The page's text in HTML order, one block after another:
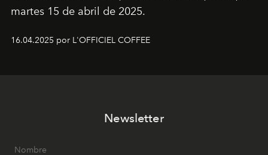
martes 15 de abril de 2025.
16.04.2025 por L'OFFICIEL COFFEE
Newsletter